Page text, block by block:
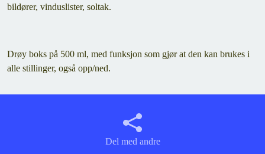
bildører, vinduslister, soltak.
Drøy boks på 500 ml, med funksjon som gjør at den kan brukes i
alle stillinger, også opp/ned.
Del med andre